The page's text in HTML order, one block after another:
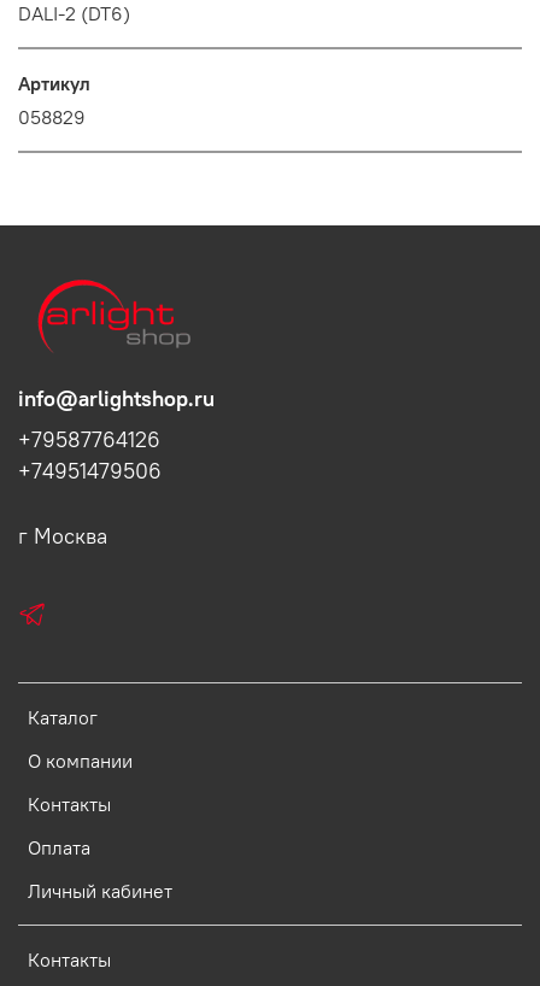
DALI-2 (DT6)
Артикул
058829
Каталог
О компании
Контакты
Оплата
Личный кабинет
Контакты
info@arlightshop.ru
+79587764126
+74951479506
г Москва